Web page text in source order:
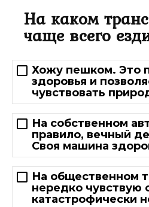
На каком
чаще всего
Хожу пешком. Это
здоровья и
чувствовать
На собственном
правило, вечный
Своя машина
На общественном
нередко чувствую
катастрофически